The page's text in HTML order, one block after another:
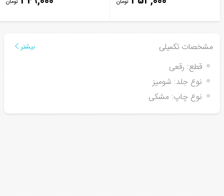
تومان تومان
مشخصات تکمیلی بیشتر
قطع: رقعی
نوع جلد: شومیز
نوع چاپ: مشکی